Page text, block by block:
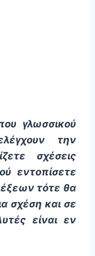
γλωσσικού
την
σχέσεις
εντοπίσετε
τότε θα
σχέση και σε
είναι εν